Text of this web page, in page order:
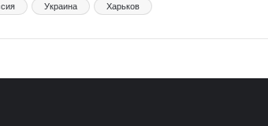
Украина Харьков